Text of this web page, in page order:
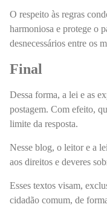
O respeito às regras
harmoniosa e protege o
desnecessários entre os
Final
Dessa forma, a lei e as
postagem. Com efeito,
limite da resposta.
Nesse blog, o leitor e a
aos direitos e deveres
Esses textos visam,
cidadão comum, de